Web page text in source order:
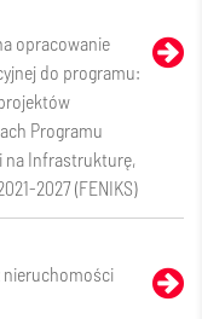
opracowanie
do programu:
Programu
na Infrastrukturę,
2027 (FENIKS)
nieruchomości